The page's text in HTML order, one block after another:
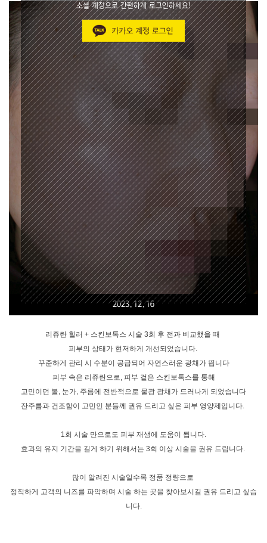
2023.12.16
소셜 계정으로 간편하게 로그인하세요!
리쥬란 힐러 + 스킨보톡스 시술 3회 후 전과 비교했을 때
피부의 상태가 현저하게 개선되었습니다.
꾸준하게 관리 시 수분이 공급되어 자연스러운 광채가 띕니다
피부 속은 리쥬란으로, 피부 겉은 스킨보톡스를 통해
고민이던 볼, 눈가, 주름에 전반적으로 물광 광채가 드러나게 되었습니다
잔주름과 건조함이 고민인 분들께 권유 드리고 싶은 피부 영양제입니다.
1회 시술 만으로도 피부 재생에 도움이 됩니다.
효과의 유지 기간을 길게 하기 위해서는 3회 이상 시술을 권유 드립니다.
많이 알려진 시술일수록 정품 정량으로
정직하게 고객의 니즈를 파악하며 시술 하는 곳을 찾아보시길 권유 드리고 싶습
니다.